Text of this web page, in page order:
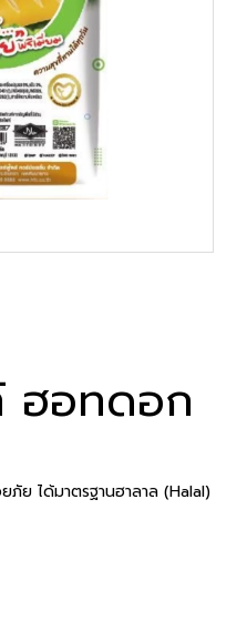
ฮอทดอก
ย ได้มาตรฐานฮาลาล (Halal)